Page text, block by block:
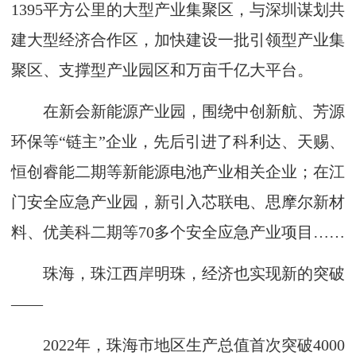
1395平方公里的大型产业集聚区，与深圳谋划共
建大型经济合作区，加快建设一批引领型产业集
聚区、支撑型产业园区和万亩千亿大平台。
在新会新能源产业园，围绕中创新航、芳源
环保等“链主”企业，先后引进了科利达、天赐、
恒创睿能二期等新能源电池产业相关企业；在江
门安全应急产业园，新引入芯联电、思摩尔新材
料、优美科二期等70多个安全应急产业项目……
珠海，珠江西岸明珠，经济也实现新的突破
——
2022年，珠海市地区生产总值首次突破4000